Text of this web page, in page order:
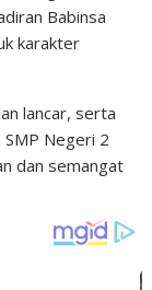
Babinsa
karakter
lancar, serta
Negeri 2
dan semangat